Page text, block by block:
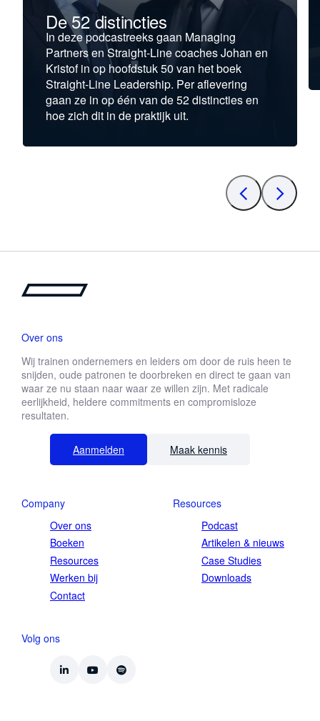
De 52 distincties
In deze podcastreeks gaan Managing
Partners en Straight-Line coaches Johan en
Kristof in op hoofdstuk 50 van het boek
Straight-Line Leadership. Per aflevering
gaan ze in op één van de 52 distincties en
hoe zich dit in de praktijk uit.
Over ons
Wij trainen ondernemers en leiders om door de ruis heen te
snijden, oude patronen te doorbreken en direct te gaan van
waar ze nu staan naar waar ze willen zijn. Met radicale
eerlijkheid, heldere commitments en compromisloze
resultaten.
Aanmelden Maak kennis
Company
Over ons
Boeken
Resources
Werken bij
Contact
Resources
Podcast
Artikelen & nieuws
Case Studies
Downloads
Volg ons